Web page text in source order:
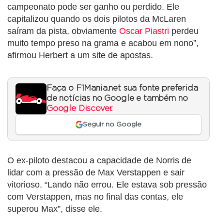
campeonato pode ser ganho ou perdido. Ele
capitalizou quando os dois pilotos da McLaren
saíram da pista, obviamente Oscar Piastri perdeu
muito tempo preso na grama e acabou em nono”,
afirmou Herbert a um site de apostas.
Faça o F1Mania.net sua fonte preferida
de notícias no Google e também no
Google Discover.
Seguir no Google
O ex-piloto destacou a capacidade de Norris de
lidar com a pressão de Max Verstappen e sair
vitorioso. “Lando não errou. Ele estava sob pressão
com Verstappen, mas no final das contas, ele
superou Max”, disse ele.